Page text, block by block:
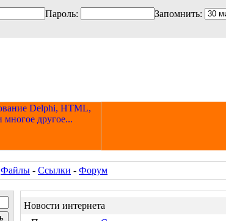
Пароль: Запомнить:
Файлы - Ссылки - Форум
Новости интернета